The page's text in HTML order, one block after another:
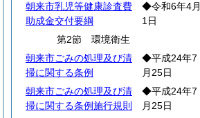
朝来市乳児等健康診査費
助成金交付要綱
◆令和6年4月
1日
第2節 環境衛生
朝来市ごみの処理及び清
掃に関する条例
◆平成24年7
月25日
朝来市ごみの処理及び清
掃に関する条例施行規則
◆平成24年7
月25日